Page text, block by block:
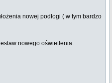
nowej podłogi ( w tym bardzo
nowego oświetlenia.